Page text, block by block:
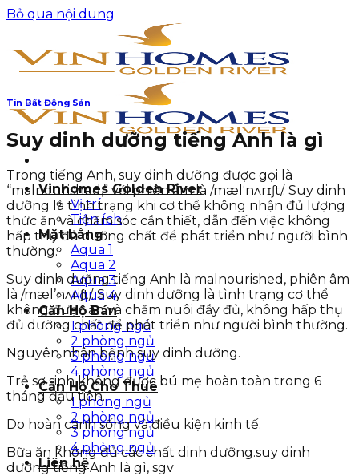
Bỏ qua nội dung
Vinhomes Golden River
Vị trí
Tiện ích
Mặt bằng
Aqua 1
Aqua 2
Aqua 3
Aqua 4
Căn Hộ Bán
1 phòng ngủ
2 phòng ngủ
3 phòng ngủ
4 phòng ngủ
Căn Hộ Cho Thuê
1 phòng ngủ
2 phòng ngủ
3 phòng ngủ
4 phòng ngủ
Liên hệ
Tin Bất Động Sản
Suy dinh dưỡng tiếng Anh là gì
Trong tiếng Anh, suy dinh dưỡng được gọi là
“malnourished,” với phiên âm là /mælˈnʌrɪʃt/. Suy dinh
dưỡng là tình trạng khi cơ thể không nhận đủ lượng
thức ăn và chăm sóc cần thiết, dẫn đến việc không
hấp thụ đủ dưỡng chất để phát triển như người bình
thường.
Suy dinh dưỡng tiếng Anh là malnourished, phiên âm
là /mæl’nʌri∫t/. Suy dinh dưỡng là tình trạng cơ thể
không được ăn và chăm nuôi đầy đủ, không hấp thụ
đủ dưỡng chất để phát triển như người bình thường.
Nguyên nhân bệnh suy dinh dưỡng.
Trẻ sơ sinh không được bú mẹ hoàn toàn trong 6
tháng đầu tiên.
Do hoàn cảnh sống và điều kiện kinh tế.
Bữa ăn không đủ các chất dinh dưỡng.suy dinh
dưỡng tiếng Anh là gì, sgv